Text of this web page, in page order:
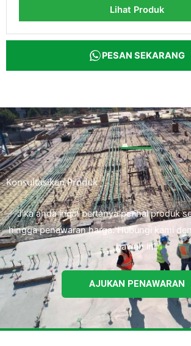
Lihat Produk
PESAN SEKARANG
Konsultasikan Produk
Jika anda ingin bertanya perihal produk
hingga penawaran harga. Hubungi kami
bawah ini.
AJUKAN PENAWARAN